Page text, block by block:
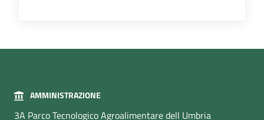
AMMINISTRAZIONE
3A Parco Tecnologico Agroalimentare dell Umbria